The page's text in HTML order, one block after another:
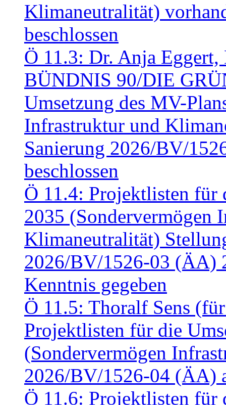
Klimaneutralität)
beschlossen
Ö 11.3: Dr. Anja
BÜNDNIS 90/DIE
Umsetzung des MV-
Infrastruktur und
Sanierung 2026/BV/
beschlossen
Ö 11.4: Projektlisten für
2035 (Sondervermögen
Klimaneutralität)
2026/BV/1526-03 (ÄA)
Kenntnis gegeben
Ö 11.5: Thoralf Sens
Projektlisten für die
(Sondervermögen
2026/BV/1526-04 (ÄA)
Ö 11.6: Projektlisten für